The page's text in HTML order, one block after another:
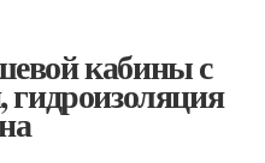
кабины с